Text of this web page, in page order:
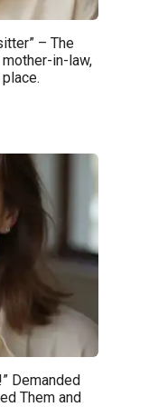
– The
in-law,
Demanded
Them and